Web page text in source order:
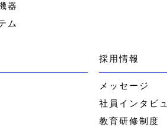
器
ム
採用情報
メッセージ
社員インタビ
教育研修制度